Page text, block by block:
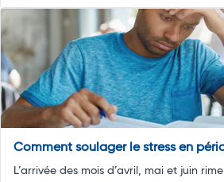
Comment soulager le stress en
L’arrivée des mois d’avril, mai et juin